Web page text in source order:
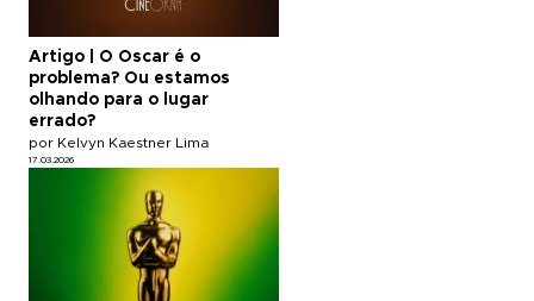
Artigo | O Oscar é o
problema? Ou estamos
olhando para o lugar
errado?
por Kelvyn Kaestner Lima
17.03.2026